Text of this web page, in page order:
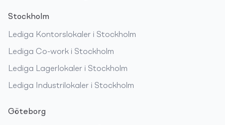
Stockholm
Lediga Kontorslokaler i Stockholm
Lediga Co-work i Stockholm
Lediga Lagerlokaler i Stockholm
Lediga Industrilokaler i Stockholm
Göteborg